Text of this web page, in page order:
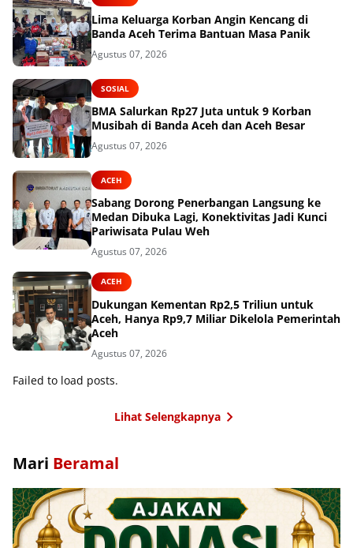
Lima Keluarga Korban Angin Kencang di
Banda Aceh Terima Bantuan Masa Panik
Agustus 07, 2026
SOSIAL
BMA Salurkan Rp27 Juta untuk 9 Korban
Musibah di Banda Aceh dan Aceh Besar
Agustus 07, 2026
ACEH
Sabang Dorong Penerbangan Langsung ke
Medan Dibuka Lagi, Konektivitas Jadi Kunci
Pariwisata Pulau Weh
Agustus 07, 2026
ACEH
Dukungan Kementan Rp2,5 Triliun untuk
Aceh, Hanya Rp9,7 Miliar Dikelola Pemerintah
Aceh
Agustus 07, 2026
Failed to load posts.
Lihat Selengkapnya
Mari Beramal